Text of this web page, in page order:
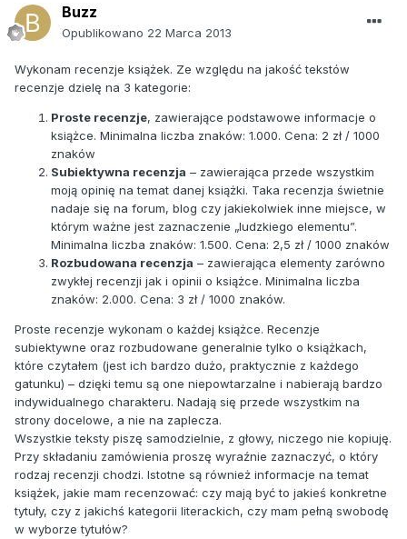
Buzz
Opublikowano 22 Marca 2013
Wykonam recenzje książek. Ze względu na jakość tekstów
recenzje dzielę na 3 kategorie:
Proste recenzje, zawierające podstawowe informacje o
książce. Minimalna liczba znaków: 1.000. Cena: 2 zł / 1000
znaków
Subiektywna recenzja – zawierająca przede wszystkim
moją opinię na temat danej książki. Taka recenzja świetnie
nadaje się na forum, blog czy jakiekolwiek inne miejsce, w
którym ważne jest zaznaczenie „ludzkiego elementu”.
Minimalna liczba znaków: 1.500. Cena: 2,5 zł / 1000 znaków
Rozbudowana recenzja – zawierająca elementy zarówno
zwykłej recenzji jak i opinii o książce. Minimalna liczba
znaków: 2.000. Cena: 3 zł / 1000 znaków.
Proste recenzje wykonam o każdej książce. Recenzje
subiektywne oraz rozbudowane generalnie tylko o książkach,
które czytałem (jest ich bardzo dużo, praktycznie z każdego
gatunku) – dzięki temu są one niepowtarzalne i nabierają bardzo
indywidualnego charakteru. Nadają się przede wszystkim na
strony docelowe, a nie na zaplecza.
Wszystkie teksty piszę samodzielnie, z głowy, niczego nie kopiuję.
Przy składaniu zamówienia proszę wyraźnie zaznaczyć, o który
rodzaj recenzji chodzi. Istotne są również informacje na temat
książek, jakie mam recenzować: czy mają być to jakieś konkretne
tytuły, czy z jakichś kategorii literackich, czy mam pełną swobodę
w wyborze tytułów?